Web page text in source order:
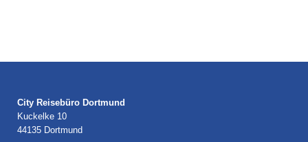
City Reisebüro Dortmund
Kuckelke 10
44135 Dortmund